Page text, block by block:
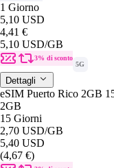
1 Giorno
5,10 USD
4,41 €
5,10 USD/GB
3% di sconto
5G
Dettagli
eSIM Puerto Rico 2GB
2GB
15 Giorni
2,70 USD/GB
5,40 USD
(4,67 €)